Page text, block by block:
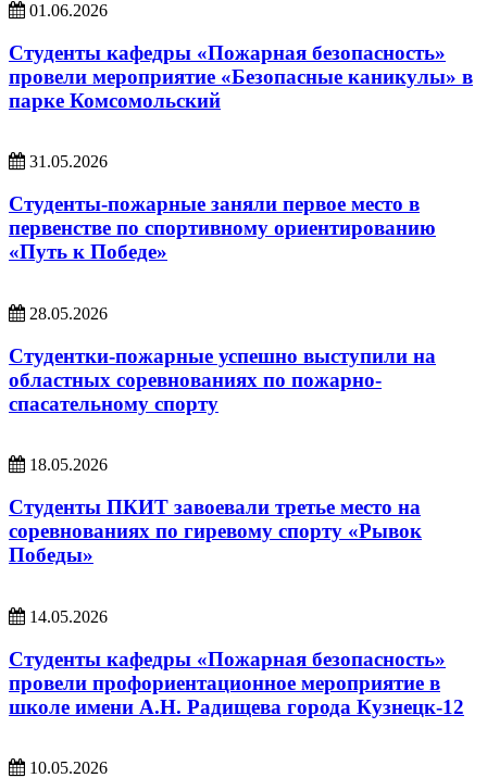
01.06.2026
Студенты кафедры «Пожарная безопасность»
провели мероприятие «Безопасные каникулы» в
парке Комсомольский
31.05.2026
Студенты-пожарные заняли первое место в
первенстве по спортивному ориентированию
«Путь к Победе»
28.05.2026
Студентки-пожарные успешно выступили на
областных соревнованиях по пожарно-
спасательному спорту
18.05.2026
Студенты ПКИТ завоевали третье место на
соревнованиях по гиревому спорту «Рывок
Победы»
14.05.2026
Студенты кафедры «Пожарная безопасность»
провели профориентационное мероприятие в
школе имени А.Н. Радищева города Кузнецк-12
10.05.2026